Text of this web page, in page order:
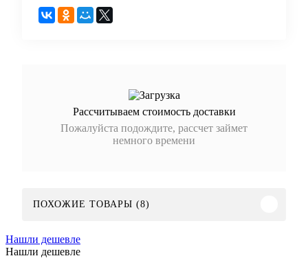
Рассчитываем стоимость доставки
Пожалуйста подождите, рассчет займет
немного времени
ПОХОЖИЕ ТОВАРЫ (8)
Нашли дешевле
Нашли дешевле